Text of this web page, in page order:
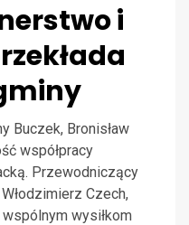
i
Buczek, Bronisław
współpracy
Przewodniczący
Czech,
wysiłkom